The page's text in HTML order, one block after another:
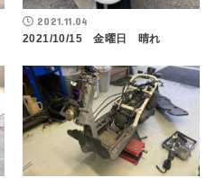
2021.11.04
2021/10/15 金曜日 晴れ